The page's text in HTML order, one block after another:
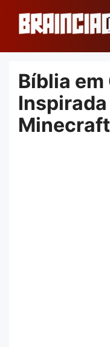
conteúdo
Bíblia
Minecraft